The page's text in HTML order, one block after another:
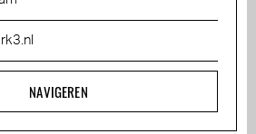
NAVIGEREN